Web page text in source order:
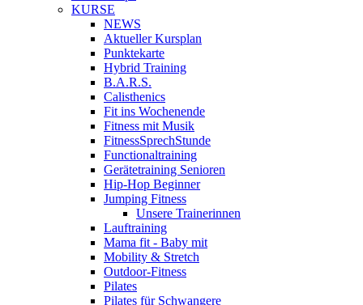
KURSE
NEWS
Aktueller Kursplan
Punktekarte
Hybrid Training
B.A.R.S.
Calisthenics
Fit ins Wochenende
Fitness mit Musik
FitnessSprechStunde
Functionaltraining
Gerätetraining Senioren
Hip-Hop Beginner
Jumping Fitness
Unsere Trainerinnen
Lauftraining
Mama fit - Baby mit
Mobility & Stretch
Outdoor-Fitness
Pilates
Pilates für Schwangere